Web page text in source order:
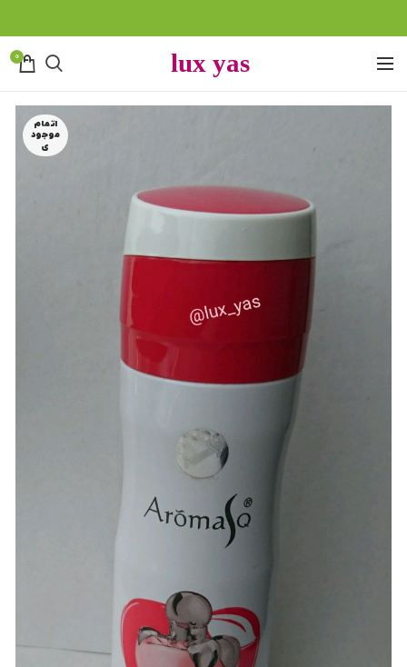
0
اتمام
موجود
ی